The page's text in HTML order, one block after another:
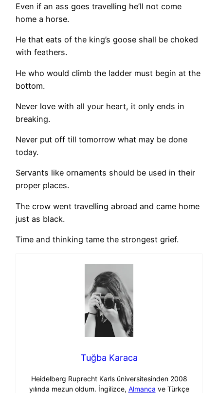
Even if an ass goes travelling he’ll not come
home a horse.
He that eats of the king’s goose shall be choked
with feathers.
He who would climb the ladder must begin at the
bottom.
Never love with all your heart, it only ends in
breaking.
Never put off till tomorrow what may be done
today.
Servants like ornaments should be used in their
proper places.
The crow went travelling abroad and came home
just as black.
Time and thinking tame the strongest grief.
Tuğba Karaca
Heidelberg Ruprecht Karls üniversitesinden 2008
yılında mezun oldum. İngilizce, Almanca ve Türkçe